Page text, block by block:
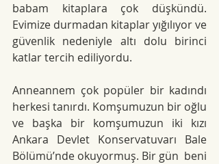
babam kitaplara çok düşkündü.
Evimize durmadan kitaplar yığılıyor ve
güvenlik nedeniyle altı dolu birinci
katlar tercih ediliyordu.
Anneannem çok popüler bir kadındı
herkesi tanırdı. Komşumuzun bir oğlu
ve başka bir komşumuzun iki kızı
Ankara Devlet Konservatuvarı Bale
Bölümü’nde okuyormuş. Bir gün  beni